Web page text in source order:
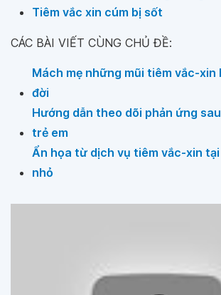
Tiêm vắc xin cúm bị sốt
CÁC BÀI VIẾT CÙNG CHỦ ĐỀ:
Mách mẹ những mũi tiêm vắc-xin
đời
Hướng dẫn theo dõi phản ứng
trẻ em
Ẩn họa từ dịch vụ tiêm vắc-xin
nhỏ